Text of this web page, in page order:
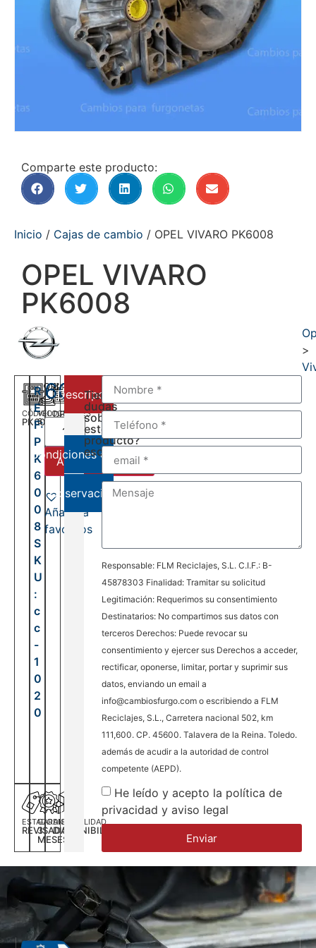
Comparte este producto:
Inicio / Cajas de cambio / OPEL VIVARO PK6008
OPEL VIVARO
PK6008
>
CÓDIGO
PK6008
VELOCIDADES
6
DEL:
AL:
ESTADO
REVISADA
GARANTÍA
3
MESES
DISPONILIDAD
DISPONIBILIDAD
R
E
F:
P
K
6
0
0
8
S
K
U
:
c
c
-
1
0
2
0
600,00€
Añadir al carrito
Añadir a
favoritos
Descripción
Condiciones de venta
Observaciones
Tienes
dudas
sobre
este
producto?
escríbenos:
Responsable: FLM Reciclajes, S.L. C.I.F.: B-
45878303 Finalidad: Tramitar su solicitud
Legitimación: Requerimos su consentimiento
Destinatarios: No compartimos sus datos con
terceros Derechos: Puede revocar su
consentimiento y ejercer sus Derechos a acceder,
rectificar, oponerse, limitar, portar y suprimir sus
datos, enviando un email a
info@cambiosfurgo.com o escribiendo a FLM
Reciclajes, S.L., Carretera nacional 502, km
111,600. CP. 45600. Talavera de la Reina. Toledo.
además de acudir a la autoridad de control
competente (AEPD).
He leído y acepto la política de
privacidad y aviso legal
Enviar